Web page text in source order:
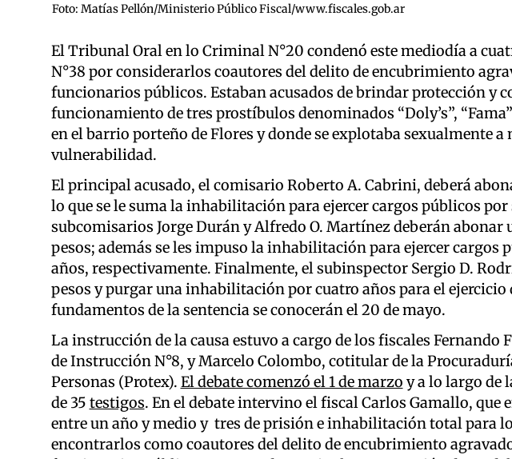
Foto: Matías Pellón/Ministerio Público Fiscal/www.fiscales.gob.ar
El Tribunal Oral en lo Criminal N°20 condenó este mediodía a
N°38 por considerarlos coautores del delito de encubrimiento
funcionarios públicos. Estaban acusados de brindar protección y
funcionamiento de tres prostíbulos denominados “Doly’s”,
en el barrio porteño de Flores y donde se explotaba sexualmente a
vulnerabilidad.
El principal acusado, el comisario Roberto A. Cabrini, deberá
lo que se le suma la inhabilitación para ejercer cargos públicos por
subcomisarios Jorge Durán y Alfredo O. Martínez deberán abonar
pesos; además se les impuso la inhabilitación para ejercer cargos
años, respectivamente. Finalmente, el subinspector Sergio D.
pesos y purgar una inhabilitación por cuatro años para el ejercicio
fundamentos de la sentencia se conocerán el 20 de mayo.
La instrucción de la causa estuvo a cargo de los fiscales Fernando
de Instrucción N°8, y Marcelo Colombo, cotitular de la
Personas (Protex). El debate comenzó el 1 de marzo y a lo largo de
de 35 testigos. En el debate intervino el fiscal Carlos Gamallo, que
entre un año y medio y tres de prisión e inhabilitación total para
encontrarlos como coautores del delito de encubrimiento